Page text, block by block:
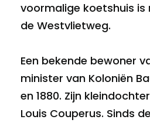
voormalige koetshuis is
de Westvlietweg.
Een bekende bewoner
minister van Koloniën
en 1880. Zijn
Louis Couperus. Sinds